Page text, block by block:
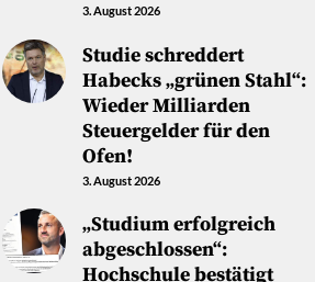
3. August 2026
Studie schreddert
Habecks „grünen Stahl“:
Wieder Milliarden
Steuergelder für den
Ofen!
3. August 2026
„Studium erfolgreich
abgeschlossen“:
Hochschule bestätigt